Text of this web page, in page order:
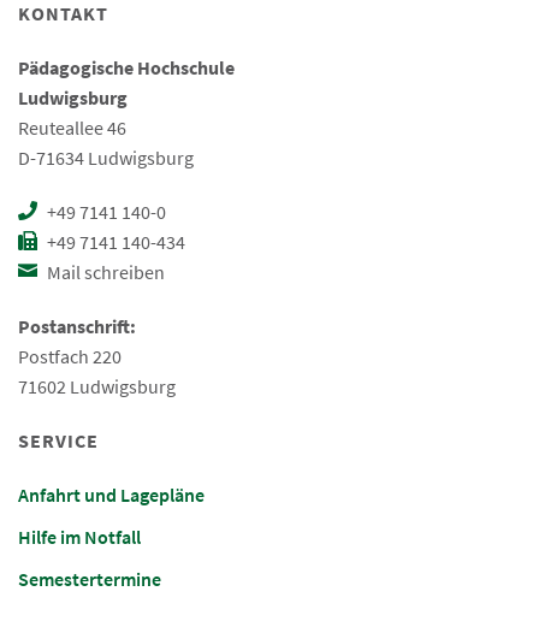
KONTAKT
Pädagogische Hochschule
Ludwigsburg
Reuteallee 46
D-71634 Ludwigsburg
+49 7141 140-0
+49 7141 140-434
Mail schreiben
Postanschrift:
Postfach 220
71602 Ludwigsburg
SERVICE
Anfahrt und Lagepläne
Hilfe im Notfall
Semestertermine